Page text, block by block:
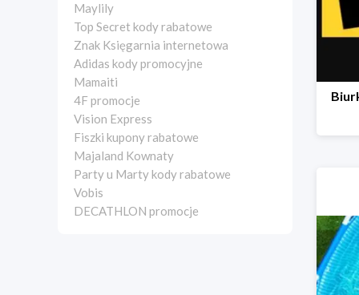
Maylily
Top Secret kody rabatowe
Znak Księgarnia internetowa
Adidas kody promocyjne
Mamaiti
4F promocje
Vision Express
Fiszki kupony rabatowe
Majaland Kownaty
Party u Marty kody rabatowe
Vobis
DECATHLON promocje